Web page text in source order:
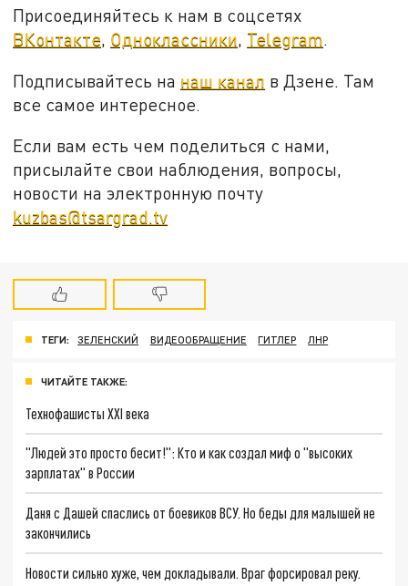
Присоединяйтесь к нам в соцсетях
ВКонтакте, Одноклассники, Telegram.
Подписывайтесь на наш канал в Дзене. Там
все самое интересное.
Если вам есть чем поделиться с нами,
присылайте свои наблюдения, вопросы,
новости на электронную почту
kuzbas@tsargrad.tv
ТЕГИ: ЗЕЛЕНСКИЙ ВИДЕООБРАЩЕНИЕ ГИТЛЕР ЛНР
ЧИТАЙТЕ ТАКЖЕ:
Технофашисты XXI века
"Людей это просто бесит!": Кто и как создал миф о "высоких
зарплатах" в России
Даня с Дашей спаслись от боевиков ВСУ. Но беды для малышей не
закончились
Новости сильно хуже, чем докладывали. Враг форсировал реку.